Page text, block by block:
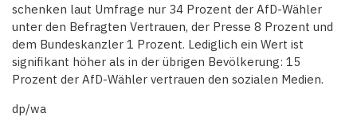
schenken laut Umfrage nur 34 Prozent der AfD-Wähler
unter den Befragten Vertrauen, der Presse 8 Prozent und
dem Bundeskanzler 1 Prozent. Lediglich ein Wert ist
signifikant höher als in der übrigen Bevölkerung: 15
Prozent der AfD-Wähler vertrauen den sozialen Medien.
dp/wa